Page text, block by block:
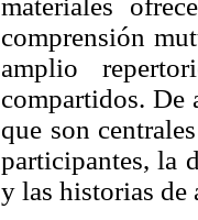
materiales
comprensión
amplio
compartidos. De
que son
participantes, la
y las historias de